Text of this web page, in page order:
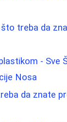
treba da
- Sve
Nosa
da znate